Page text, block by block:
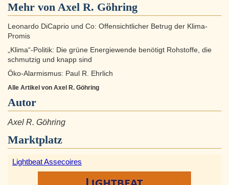
Mehr von Axel R. Göhring
Leonardo DiCaprio und Co: Offensichtlicher Betrug der Klima-
Promis
„Klima“-Politik: Die grüne Energiewende benötigt Rohstoffe, die
schmutzig und knapp sind
Öko-Alarmismus: Paul R. Ehrlich
Alle Artikel von Axel R. Göhring
Autor
Axel R. Göhring
Marktplatz
Lightbeat Assecoires